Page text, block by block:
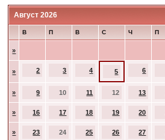
Август 2026
В П В С Ч П
»
» 2 3 4 5 6
» 9 10 11 12 13
» 16 17 18 19 20
» 23 24 25 26 27